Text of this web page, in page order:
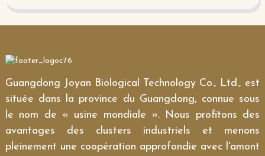
Guangdong Joyan Biological Technology Co., Ltd., est
située dans la province du Guangdong, connue sous
le nom de « usine mondiale ». Nous profitons des
avantages des clusters industriels et menons
pleinement une coopération approfondie avec l'amont